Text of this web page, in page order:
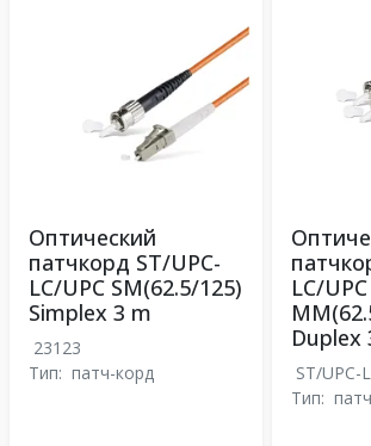
Оптический
патчкорд ST/UPC-
LC/UPC SM(62.5/125)
Simplex 3 m
23123
Тип: патч-корд
LC/UPC
Duplex
ST/UPC-
Тип: